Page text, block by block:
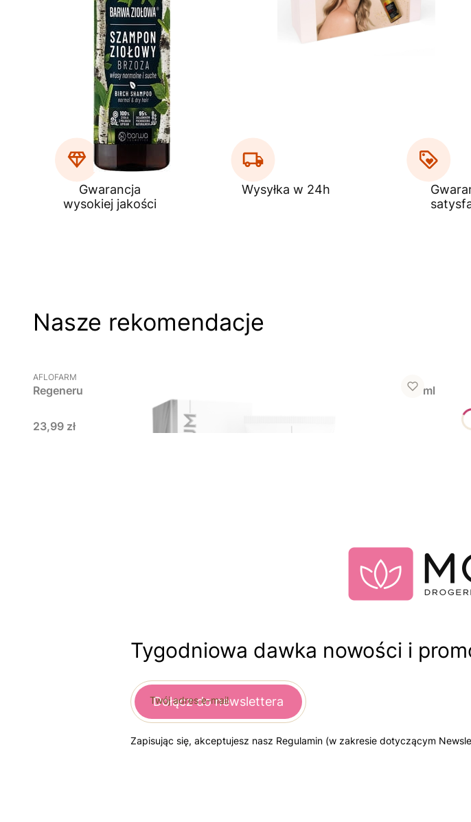
Gwarancja
wysokiej jakości
Wysyłka w 24h
Nasze rekomendacjePowiadom mnie o dostępności
PRODUCENT
AFLOFARM
Regenerum, regeneracyjny szampon do włosów, odbudowująca moc, 150 ml
Cena
23,99 zł
Tygodniowa dawka nowości i
Twój adres e-mail
Dołącz do newslettera
Zapisując się, akceptujesz nasz Regulamin (w zakresie dotyczącym